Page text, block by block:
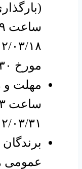
مورخ ۱۴۰۲/۰۳/۳۰
مهلت و
۱۴۰۲/۰۳/۳۱
عمومی